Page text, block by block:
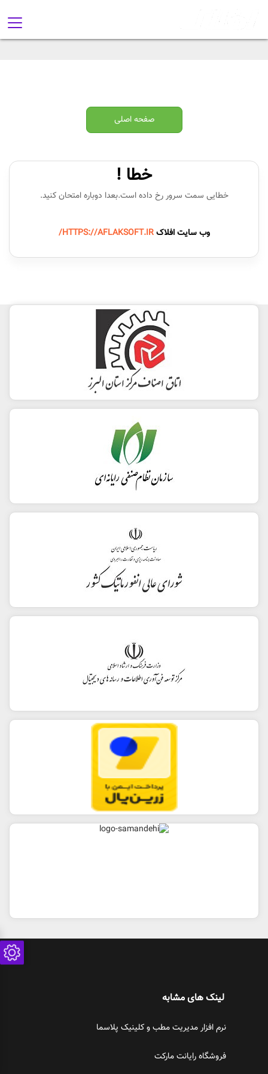
صفحه اصلی
خطا !
خطایی سمت سرور رخ داده است.بعدا دوباره امتحان کنید.
وب سایت افلاکHTTPS://AFLAKSOFT.IR/
لینک های مشابه
نرم افزار مدیریت مطب و کلینیک پلاسما
فروشگاه رایانت مارکت